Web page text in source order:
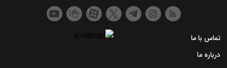
تماس با ما
درباره ما